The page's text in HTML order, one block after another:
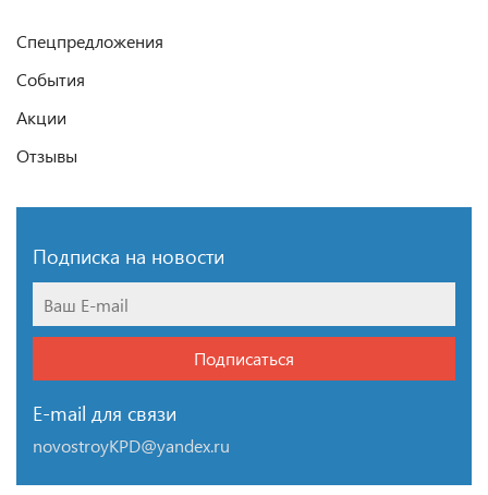
Спецпредложения
События
Акции
Отзывы
Подписка на новости
Подписаться
E-mail для связи
novostroyKPD@yandex.ru